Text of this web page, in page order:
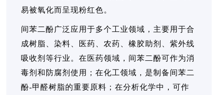
易被氧化而呈现粉红色。
间苯二酚广泛应用于多个工业领域，主要用于合
成树脂、染料、医药、农药、橡胶助剂、紫外线
吸收剂等行业。在医药领域，间苯二酚可作为消
毒剂和防腐剂使用；在化工领域，是制备间苯二
酚-甲醛树脂的重要原料；在分析化学中，可作